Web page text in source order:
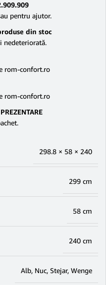
pentru ajutor.
din stoc
nedeteriorată.
rom-confort.ro
rom-confort.ro
298.8 × 58 × 240
299 cm
58 cm
240 cm
Alb, Nuc, Stejar, Wenge